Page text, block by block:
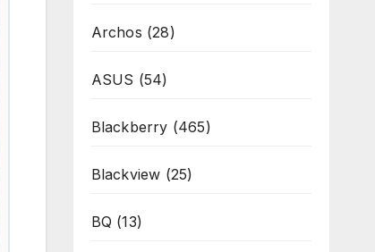
Archos (28)
ASUS (54)
Blackberry (465)
Blackview (25)
BQ (13)